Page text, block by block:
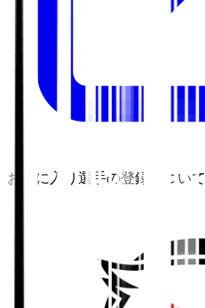
お気に入り選手の登録について